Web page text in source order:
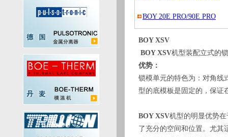
BOY 20E PRO/90E PRO
BOY XSV
BOY XSV机型装配立式的
优势：
锁模单元的特色为：对角线
型的底模板是固定的，保证
BOY XSV机型的明显优势
了充分的空间和位置。尤其